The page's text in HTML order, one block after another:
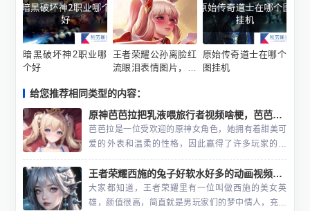
暗黑破坏神2职业哪
个好
王者荣耀公孙离脸红
流眼泪表情图片，公
画介绍
原始传奇道士在哪个
图挂机
给您推荐相同类型的内容：
原神芭芭拉把乳液喂旅行者视频啥梗，芭芭拉旅行者喂乳液3D动画情节
芭芭拉是一位受欢迎的原神女角色，她拥有着甜美可
爱的外表和温柔的性格，因此赢得了许多玩家的喜
爱。她的金发和白色的服装让她看起来非常优雅，加
上她甜美的歌声，使她成为游戏中最受欢迎的角色之
一。不仅如此，芭芭
王者荣耀西施的兔子好软水好多的动画视频是啥意思
大家都知道，王者荣耀里有一位叫做西施的美女英
雄，颜值很高，简直就是男玩家们的梦中情人，充满